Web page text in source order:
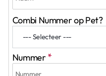
Combi Nummer op Pet?
Nummer